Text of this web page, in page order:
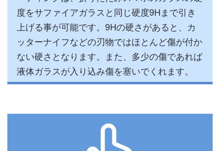
度をサファイアガラスと同じ硬度9Hまで引き
上げる事が可能です。9Hの硬さがあると、カ
ッターナイフなどの刃物ではほとんど傷が付か
ない硬さとなります。また、多少の傷であれば
液体ガラスが入り込み傷を塞いでくれます。